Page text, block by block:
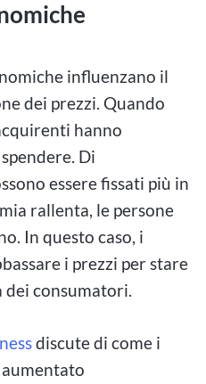
influenzano il
dei prezzi. Quando
hanno
Di
essere fissati più in
rallenta, le persone
In questo caso, i
i prezzi per stare
dei consumatori.
discute di come i